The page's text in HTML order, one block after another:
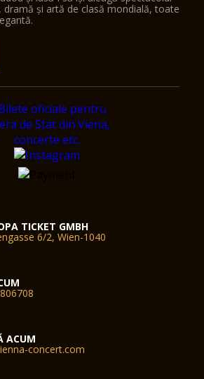
și artă de clasă mondială, toate
TICKET GMBH
6/2, Wien-1040
ACUM
concert.com